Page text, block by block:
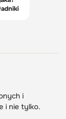
i
i nie tylko.